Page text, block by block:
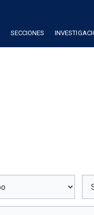
SECCIONES